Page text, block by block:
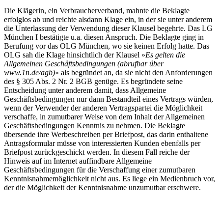
Die Klägerin, ein Verbraucherverband, mahnte die Beklagte
erfolglos ab und reichte alsdann Klage ein, in der sie unter anderem
die Unterlassung der Verwendung dieser Klausel begehrte. Das LG
München I bestätigte u.a. diesen Anspruch. Die Beklagte ging in
Berufung vor das OLG München, wo sie keinen Erfolg hatte. Das
OLG sah die Klage hinsichtlich der Klausel »Es gelten die
Allgemeinen Geschäftsbedingungen (abrufbar über
www.1n.de/agb)« als begründet an, da sie nicht den Anforderungen
des § 305 Abs. 2 Nr. 2 BGB genüge. Es begründete seine
Entscheidung unter anderem damit, dass Allgemeine
Geschäftsbedingungen nur dann Bestandteil eines Vertrags würden,
wenn der Verwender der anderen Vertragspartei die Möglichkeit
verschaffe, in zumutbarer Weise von dem Inhalt der Allgemeinen
Geschäftsbedingungen Kenntnis zu nehmen. Die Beklagte
übersende ihre Werbeschreiben per Briefpost, das darin enthaltene
Antragsformular müsse von interessierten Kunden ebenfalls per
Briefpost zurückgeschickt werden. In diesem Fall reiche der
Hinweis auf im Internet auffindbare Allgemeine
Geschäftsbedingungen für die Verschaffung einer zumutbaren
Kenntnisnahmemöglichkeit nicht aus. Es liege ein Medienbruch vor,
der die Möglichkeit der Kenntnisnahme unzumutbar erschwere.